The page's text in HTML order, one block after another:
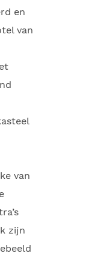
en
van
van
zijn